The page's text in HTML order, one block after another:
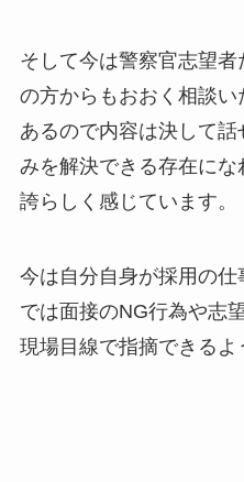
そして今は警察官志望
の方からもおおく相談
あるので内容は決して
みを解決できる存在に
誇らしく感じています。
今は自分自身が採用の
では面接のNG行為や志
現場目線で指摘できるよ